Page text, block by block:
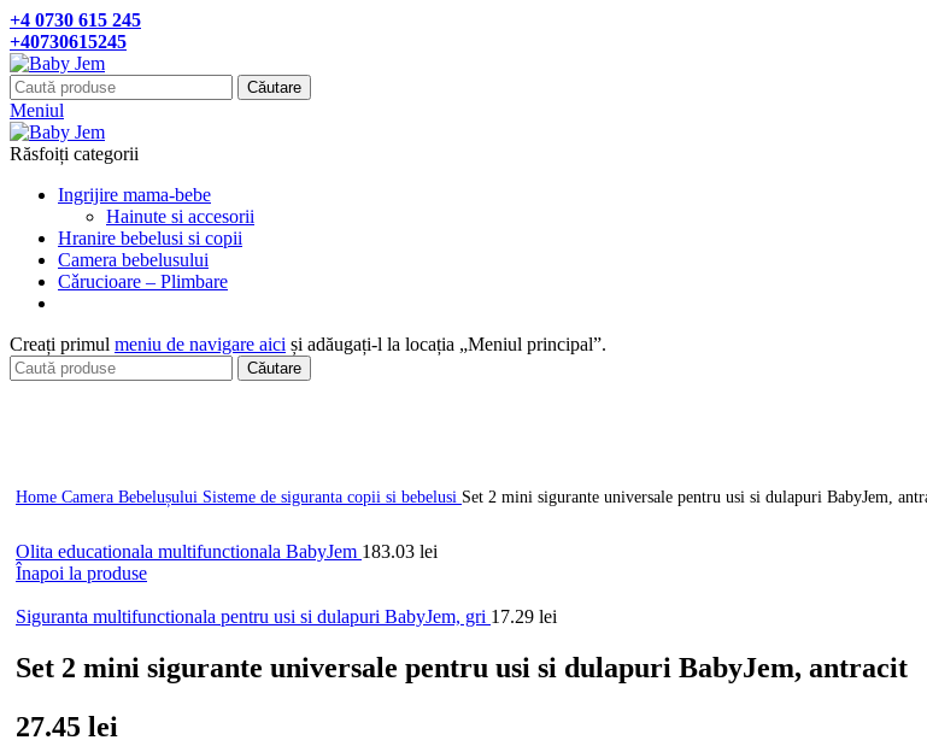
+4 0730 615 245
+40730615245
Căutare
Meniul
Răsfoiți categorii
Ingrijire mama-bebe
Hainute si accesorii
Hranire bebelusi si copii
Camera bebelusului
Cǎrucioare – Plimbare
Creați primul meniu de navigare aici și adăugați-l la locația „Meniul principal”.
Căutare
Home Camera Bebelușului Sisteme de siguranta copii si bebelusi Set 2 mini sigurante universale pentru usi si dulapuri BabyJem,
Olita educationala multifunctionala BabyJem 183.03 lei
Înapoi la produse
Siguranta multifunctionala pentru usi si dulapuri BabyJem, gri 17.29 lei
Set 2 mini sigurante universale pentru usi si dulapuri BabyJem, antracit
27.45 lei